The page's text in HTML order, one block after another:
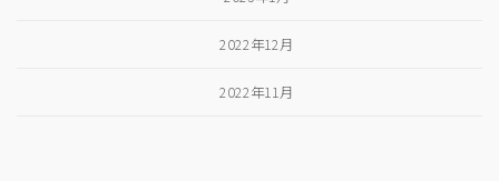
2022年12月
2022年11月